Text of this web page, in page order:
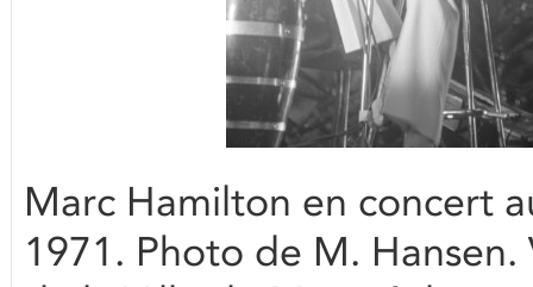
Marc Hamilton en concert
1971. Photo de M.